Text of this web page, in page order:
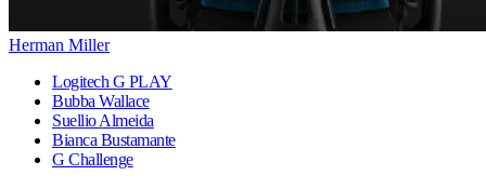
Herman Miller
Logitech G PLAY
Bubba Wallace
Suellio Almeida
Bianca Bustamante
G Challenge